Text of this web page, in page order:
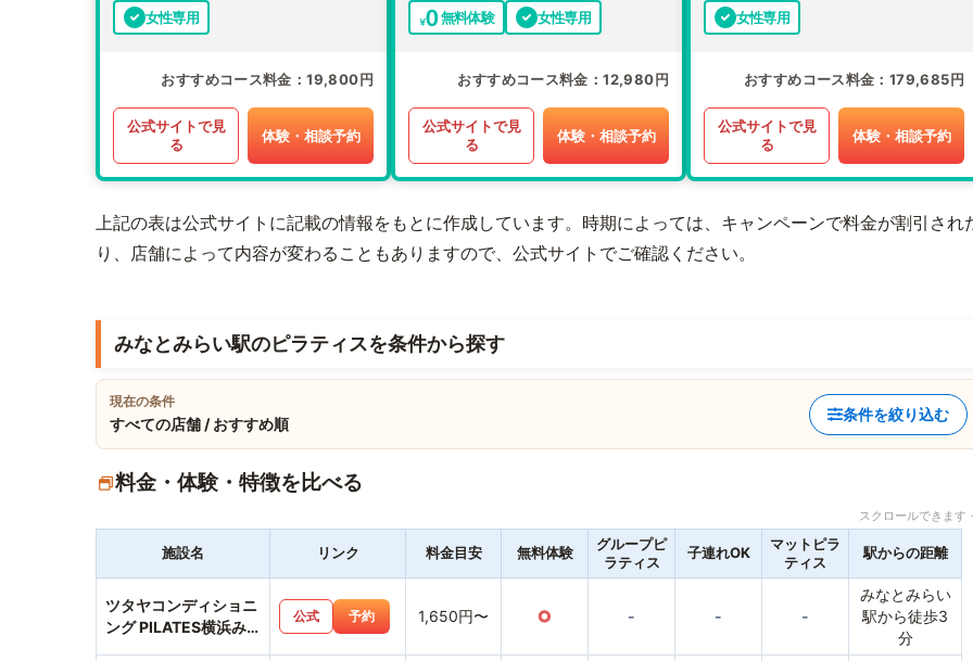
女性専用
おすすめコース料金 19,800円
公式サイトで見
る
体験・相談予約
無料体験
女性専用
おすすめコース料金 12,980円
公式サイトで見
る
体験・相談予約
女性専用
おすすめコース料金 179,685円
公式サイトで見
る
体験・相談予約
上記の表は公式サイトに記載の情報をもとに作成しています。時期によっては、キャンペーンで料金が割引され
り、店舗によって内容が変わることもありますので、公式サイトでご確認ください。
みなとみらい駅のピラティスを条件から探す
現在の条件
すべての店舗 / おすすめ順
条件を絞り込む
料金・体験・特徴を比べる
スクロールできま
施設名 リンク 料金目安 無料体験
グループピ
ラティス
子連れOK
マットピラ
ティス
駅からの距離
ツタヤコンディショニ
ング PILATES横浜み
公式 予約 1,650円〜 ○ - - -
みなとみらい
駅から徒歩3
分